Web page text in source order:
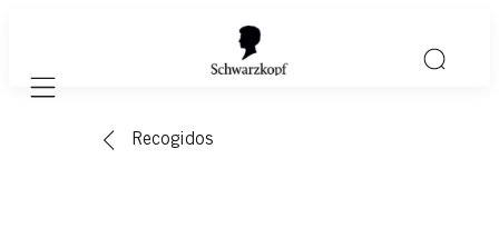
Mobile navigation
Recogidos